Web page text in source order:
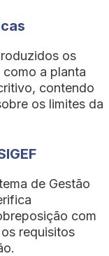
os
a planta
contendo
os limites da
de Gestão
com
requisitos